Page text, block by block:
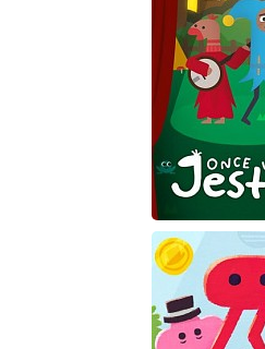
Omerta - City